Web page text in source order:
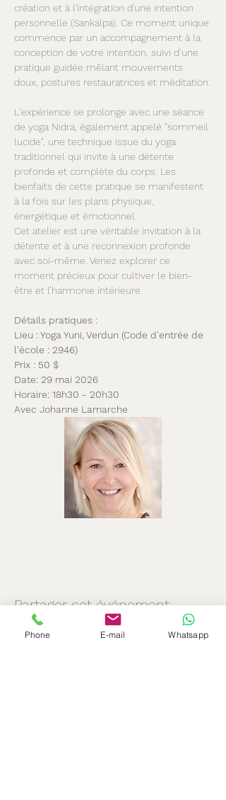
création et à l'intégration d'une intention
personnelle (Sankalpa). Ce moment unique
commence par un accompagnement à la
conception de votre intention, suivi d’une
pratique guidée mêlant mouvements
doux, postures restauratrices et méditation.
L’expérience se prolonge avec une séance
de yoga Nidra, également appelé "sommeil
lucide", une technique issue du yoga
traditionnel qui invite à une détente
profonde et complète du corps. Les
bienfaits de cette pratique se manifestent
à la fois sur les plans physique,
énergétique et émotionnel.
Cet atelier est une véritable invitation à la
détente et à une reconnexion profonde
avec soi-même. Venez explorer ce
moment précieux pour cultiver le bien-
être et l’harmonie intérieure.
Détails pratiques :
Lieu : Yoga Yuni, Verdun (Code d'entrée de
l'école : 2946)
Prix : 50 $
Date: 29 mai 2026
Horaire: 18h30 - 20h30
Avec Johanne Lamarche
Partager cet événement
Phone E-mail Whatsapp